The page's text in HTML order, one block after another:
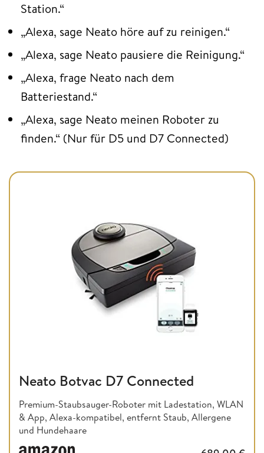
Station.“
„Alexa, sage Neato höre auf zu reinigen.“
„Alexa, sage Neato pausiere die Reinigung.“
„Alexa, frage Neato nach dem
Batteriestand.“
„Alexa, sage Neato meinen Roboter zu
finden.“ (Nur für D5 und D7 Connected)
Neato Botvac D7 Connected
Premium-Staubsauger-Roboter mit Ladestation, WLAN
& App, Alexa-kompatibel, entfernt Staub, Allergene
und Hundehaare